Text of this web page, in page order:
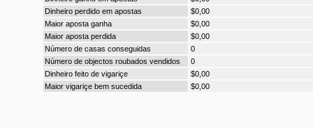
Dinheiro perdido em apostas
$0,00
Maior aposta ganha
$0,00
Maior aposta perdida
$0,00
Número de casas conseguidas
0
Número de objectos roubados vendidos
0
Dinheiro feito de vigariçe
$0,00
Maior vigariçe bem sucedida
$0,00